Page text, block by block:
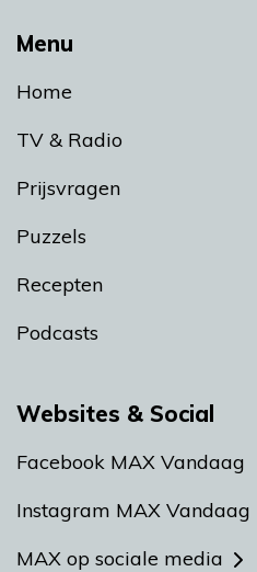
Menu
Home
TV & Radio
Prijsvragen
Puzzels
Recepten
Podcasts
Websites & Social
Facebook MAX Vandaag
Instagram MAX Vandaag
MAX op sociale media